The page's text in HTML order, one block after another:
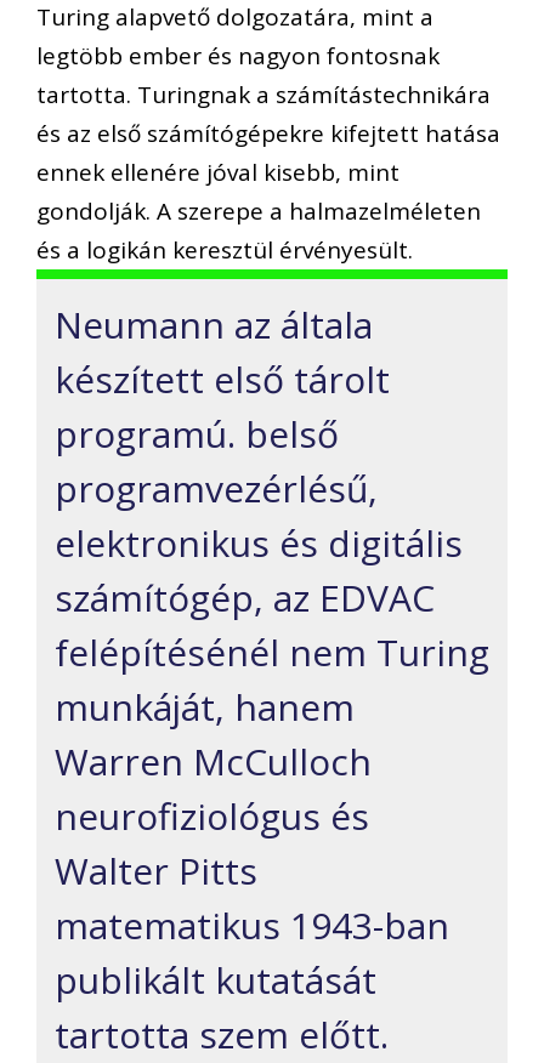
Turing alapvető dolgozatára, mint a
legtöbb ember és nagyon fontosnak
tartotta. Turingnak a számítástechnikára
és az első számítógépekre kifejtett hatása
ennek ellenére jóval kisebb, mint
gondolják. A szerepe a halmazelméleten
és a logikán keresztül érvényesült.
Neumann az általa
készített első tárolt
programú. belső
programvezérlésű,
elektronikus és digitális
számítógép, az EDVAC
felépítésénél nem Turing
munkáját, hanem
Warren McCulloch
neurofiziológus és
Walter Pitts
matematikus 1943-ban
publikált kutatását
tartotta szem előtt.